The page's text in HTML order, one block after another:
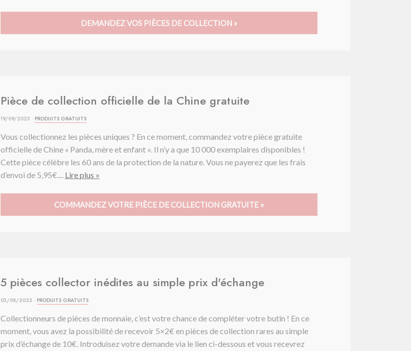
DEMANDEZ VOS PIÈCES DE COLLECTION »
Pièce de collection officielle de la Chine gratuite
19/09/2023 · PRODUITS GRATUITS
Vous collectionnez les pièces uniques ? En ce moment, commandez votre pièce gratuite
officielle de Chine « Panda, mère et enfant ». Il n’y a que 10 000 exemplaires disponibles !
Cette pièce célèbre les 60 ans de la protection de la nature. Vous ne payerez que les frais
d’envoi de 5,95€.... Lire plus »
COMMANDEZ VOTRE PIÈCE DE COLLECTION GRATUITE »
5 pièces collector inédites au simple prix d'échange
03/08/2023 · PRODUITS GRATUITS
Collectionneurs de pièces de monnaie, c’est votre chance de compléter votre butin ! En ce
moment, vous avez la possibilité de recevoir 5×2€ en pièces de collection rares au simple
prix d’échange de 10€. Introduisez votre demande via le lien ci-dessous et vous recevrez